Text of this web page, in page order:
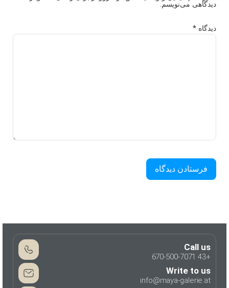
دیدگاه *
دیدگاهی می‌نویسم.
Call us
+43 670-500-7071
Write to us
info@maya-galerie.at